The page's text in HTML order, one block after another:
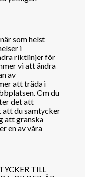
som helst
i
riktlinjer för
vi att ändra
av
att träda i
Om du
det att
att du samtycker
att granska
en av våra
TILL